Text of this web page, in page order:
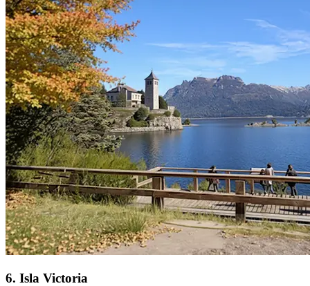
6. Isla Victoria